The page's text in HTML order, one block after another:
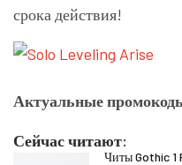
срока действия!
Актуальные
Сейчас читают:
Читы Gothic 1